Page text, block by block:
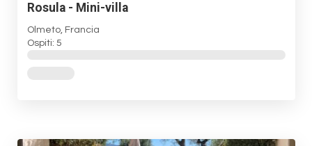
Rosula - Mini-villa
Olmeto, Francia
Ospiti: 5